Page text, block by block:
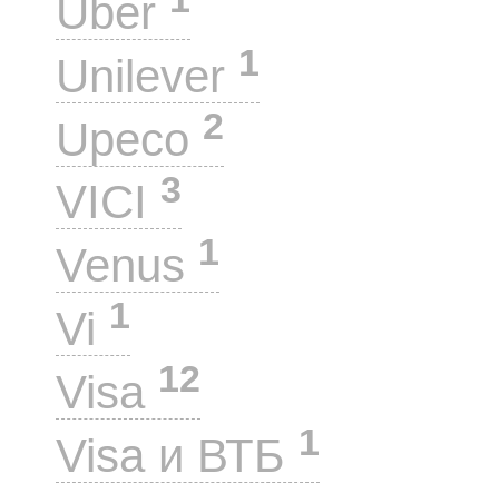
Uber
Unilever 1
Upeco 2
VICI 3
Venus 1
Vi 1
Visa 12
Visa и ВТБ 1